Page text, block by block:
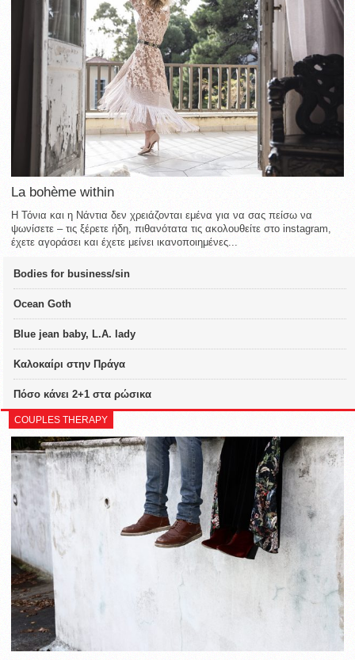
La bohème within
Η Τόνια και η Νάντια δεν χρειάζονται εμένα για να σας πείσω να
ψωνίσετε – τις ξέρετε ήδη, πιθανότατα τις ακολουθείτε στο instagram,
έχετε αγοράσει και έχετε μείνει ικανοποιημένες...
Bodies for business/sin
Ocean Goth
Blue jean baby, L.A. lady
Καλοκαίρι στην Πράγα
Πόσο κάνει 2+1 στα ρώσικα
COUPLES THERAPY